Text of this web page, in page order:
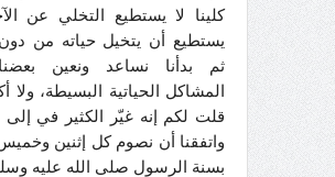
كلينا لا يستطيع التخلي عن
يستطيع أن يتخيل حياته من دون
ثم بدأنا نساعد ونعين
المشاكل الحياتية البسيطة، ولا
قلت لكم إنه غيّر الكثير في إلى
واتفقنا أن نصوم كل إثنين وخميس
بسنة الرسول صلى الله عليه